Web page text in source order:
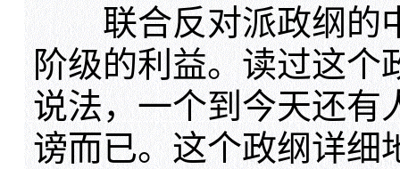
联合反对派政纲的
阶级的利益。读过这个
说法，一个到今天还有
谤而已。这个政纲详细